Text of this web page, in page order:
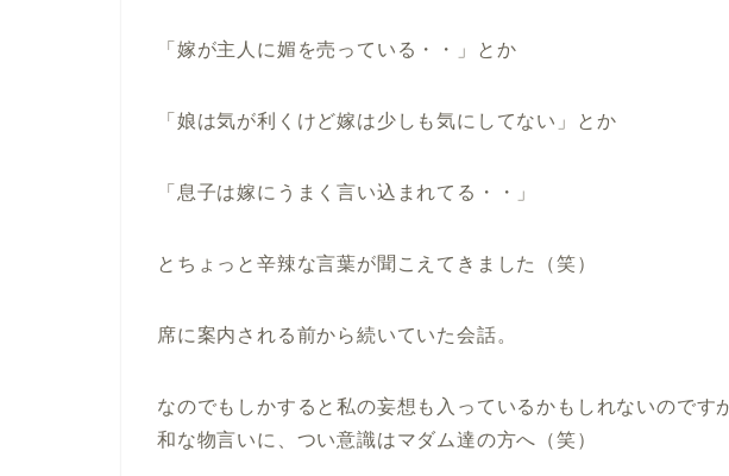
「嫁が主人に媚を売っている・・」とか
「娘は気が利くけど嫁は少しも気にしてない」とか
「息子は嫁にうまく言い込まれてる・・」
とちょっと辛辣な言葉が聞こえてきました（笑）
席に案内される前から続いていた会話。
なのでもしかすると私の妄想も入っているかもしれないのです
和な物言いに、つい意識はマダム達の方へ（笑）